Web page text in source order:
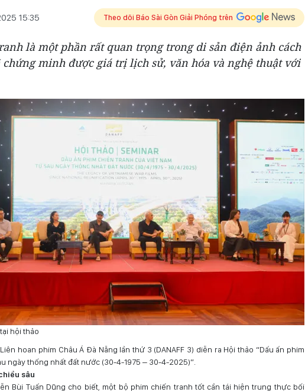
15:35 Theo dõi Báo Sài Gòn Giải Phóng trên
là một phần rất quan trọng trong di sản điện ảnh cách
chứng minh được giá trị lịch sử, văn hóa và nghệ thuật với
hội thảo
hoan phim Châu Á Đà Nẵng lần thứ 3 (DANAFF 3) diễn ra Hội thảo “Dấu ấn phim
ngày thống nhất đất nước (30-4-1975 – 30-4-2025)”.
sâu
Bùi Tuấn Dũng cho biết, một bộ phim chiến tranh tốt cần tái hiện trung thực bối